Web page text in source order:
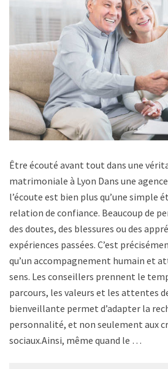
Être écouté avant tout dans une
matrimoniale à Lyon Dans une
l’écoute est bien plus qu’une simple
relation de confiance. Beaucoup de
des doutes, des blessures ou des
expériences passées. C’est
qu’un accompagnement humain et
sens. Les conseillers prennent le
parcours, les valeurs et les attentes
bienveillante permet d’adapter la
personnalité, et non seulement aux
sociaux.Ainsi, même quand le …